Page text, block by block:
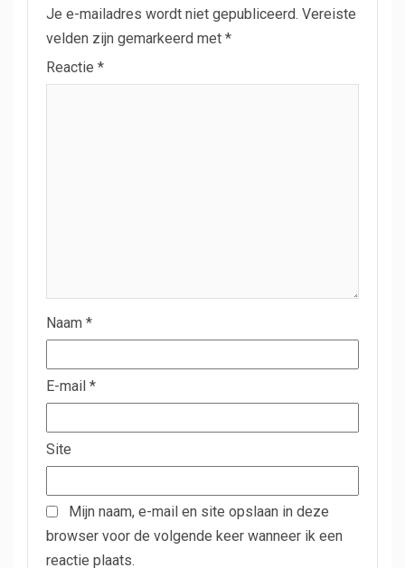
Je e-mailadres wordt niet gepubliceerd. Vereiste
velden zijn gemarkeerd met *
Reactie *
Naam *
E-mail *
Site
Mijn naam, e-mail en site opslaan in deze
browser voor de volgende keer wanneer ik een
reactie plaats.